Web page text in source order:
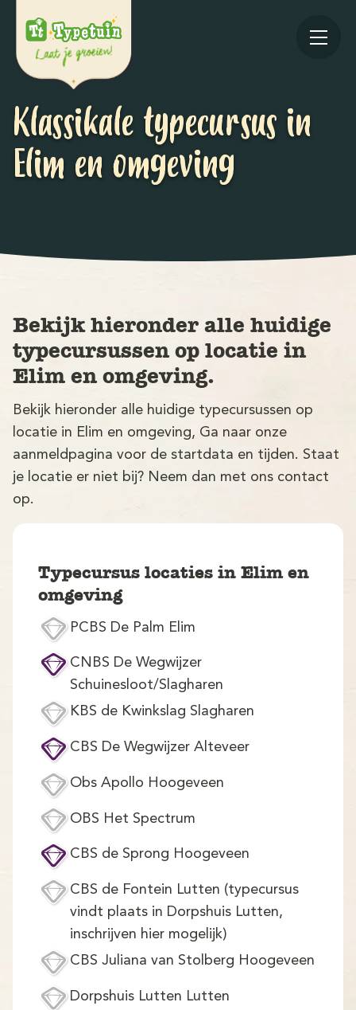
Aanmelden
Klassikale typecursus in
Elim en omgeving
Bekijk hieronder alle huidige
typecursussen op locatie in
Elim en omgeving.
Bekijk hieronder alle huidige typecursussen op
locatie in Elim en omgeving, Ga naar onze
aanmeldpagina voor de startdata en tijden. Staat
je locatie er niet bij? Neem dan met ons contact
op.
Typecursus locaties in Elim en
omgeving
PCBS De Palm Elim
CNBS De Wegwijzer
Schuinesloot/Slagharen
KBS de Kwinkslag Slagharen
CBS De Wegwijzer Alteveer
Obs Apollo Hoogeveen
OBS Het Spectrum
CBS de Sprong Hoogeveen
CBS de Fontein Lutten (typecursus
vindt plaats in Dorpshuis Lutten,
inschrijven hier mogelijk)
CBS Juliana van Stolberg Hoogeveen
Dorpshuis Lutten Lutten